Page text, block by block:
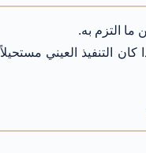
ما التزم به.
كان التنفيذ العيني مستحيلاً